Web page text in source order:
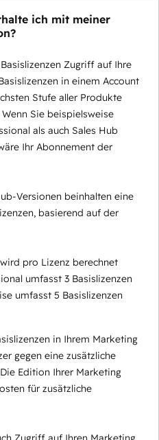
ich mit meiner
Zugriff auf Ihre
in einem Account
Stufe aller Produkte
Sie beispielsweise
als auch Sales Hub
Ihr Abonnement der
Versionen beinhalten eine
basierend auf der
pro Lizenz berechnet
umfasst 3 Basislizenzen
umfasst 5 Basislizenzen
in Ihrem Marketing
gegen eine zusätzliche
Edition Ihrer Marketing
für zusätzliche